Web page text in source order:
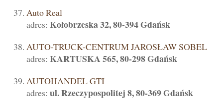
Auto Real
adres: Kołobrzeska 32, 80-394 Gdańsk
AUTO-TRUCK-CENTRUM JAROSŁAW SOBEL
adres: KARTUSKA 565, 80-298 Gdańsk
AUTOHANDEL GTI
adres: ul. Rzeczypospolitej 8, 80-369 Gdańsk